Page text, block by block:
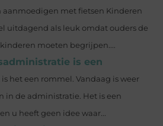
aanmoedigen met fietsen Kinderen
uitdagend als leuk omdat ouders de
moeten begrijpen....
is een
is het een rommel. Vandaag is weer
in de administratie. Het is een
u heeft geen idee waar...